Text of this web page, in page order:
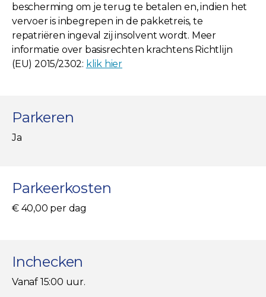
bescherming om je terug te betalen en, indien het
vervoer is inbegrepen in de pakketreis, te
repatriëren ingeval zij insolvent wordt. Meer
informatie over basisrechten krachtens Richtlijn
(EU) 2015/2302: klik hier
Parkeren
Ja
Parkeerkosten
€ 40,00 per dag
Inchecken
Vanaf 15:00 uur.